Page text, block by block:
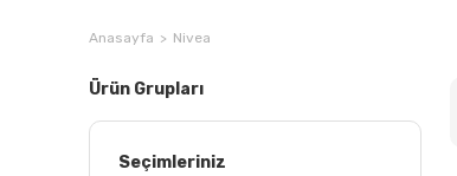
Anasayfa Nivea
Ürün Grupları
Seçimleriniz